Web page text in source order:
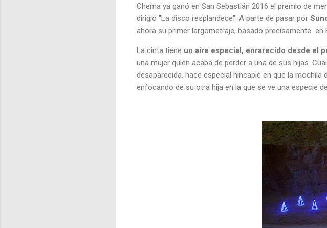
Chema ya ganó en San Sebastián 2016 el premio de
dirigió "La disco resplandece". A parte de pasar por
ahora su primer largometraje, basado precisamente en
La cinta tiene un aire especial, enrarecido desde el
una mujer quien acaba de perder a una de sus hijas.
desaparecida, hace especial hincapié en que la
enfocando de su otra hija en la que se ve una especie